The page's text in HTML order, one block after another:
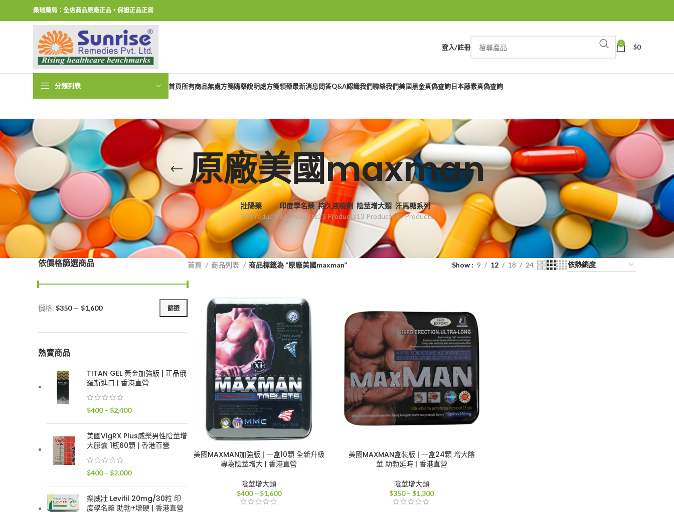
桑瑞藥局：全店商品原廠正品，保證正品正貨
登入/註冊 0 $0
分類列表 首頁所有商品無處方箋購藥說明處方箋領藥最新消息問答Q&A認識我們聯絡我們美國黑金真偽查詢日本藤素真偽查詢
原廠美國maxman
壯陽藥
30 Products
印度學名藥
16 Products
持久液噴劑
15 Products
陰莖增大類
13 Products
汗馬糖系列
14 Products
依價格篩選商品
最
價
最
價
篩選
價格: $350— $1,600
熱賣商品
TITAN GEL 黃金加強版 | 正品俄
羅斯進口 | 香港直營
$400 – $2,400價
圍：
$2,400
美國VigRX Plus威樂男性陰莖增
大膠囊 1瓶60顆 | 香港直營
$400 – $2,000價
範
圍：
樂威壯 Levifil 20mg/30粒 印
度學名藥 助勃+增硬 | 香港直營
首頁 商品列表 商品標籤為 “原廠美國maxman” Show 9 12 18 24
美國MAXMAN加強版 | 一盒10顆 全新升級
專為陰莖增大 | 香港直營
陰莖增大類
$400 – $1,600價
美國MAXMAN盒裝版 | 一盒24顆 增大陰
莖 助勃延時 | 香港直營
陰莖增大類
$350 – $1,300價